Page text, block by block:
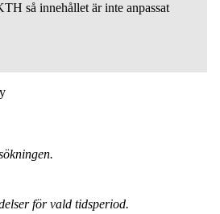
så innehållet är inte anpassat
för vald tidsperiod.